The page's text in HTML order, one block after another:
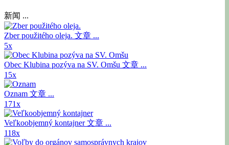
新闻 ...
Zber použitého oleja. 文章 ...
5x
Obec Klubina pozýva na SV. Omšu 文章 ...
15x
Oznam 文章 ...
171x
Veľkoobjemný kontajner文章 ...
118x